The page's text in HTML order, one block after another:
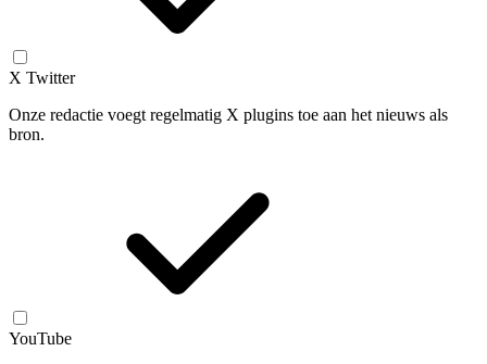
X Twitter
Onze redactie voegt regelmatig X plugins toe aan het nieuws als
bron.
YouTube